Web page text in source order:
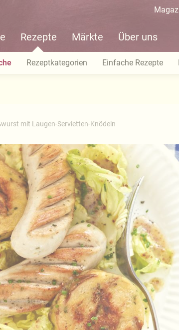
Rezepte Märkte Über uns
Rezeptkategorien Einfache Rezepte
mit Laugen-Servietten-Knödeln